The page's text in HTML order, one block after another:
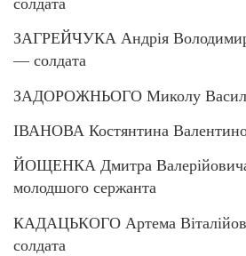
ЗАГРЕЙЧУКА Андрія
— солдата
ЗАДОРОЖНЬОГО Миколу
ІВАНОВА Костянтина
ЙОЩЕНКА Дмитра
молодшого сержанта
КАДАЦЬКОГО Артема
солдата